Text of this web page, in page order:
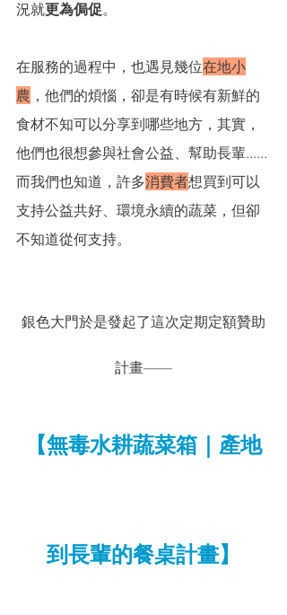
況就更為侷促。
在服務的過程中，也遇見幾位在地小
農 ，他們的煩惱，卻是有時候有新鮮的
食材不知可以分享到哪些地方，其實，
他們也很想參與社會公益、幫助長輩......
而我們也知道，許多消費者想買到可以
支持公益共好、環境永續的蔬菜，但卻
不知道從何支持。
銀色大門於是發起了這次定期定額贊助
計畫——
【無毒水耕蔬菜箱｜產地
到長輩的餐桌計畫】